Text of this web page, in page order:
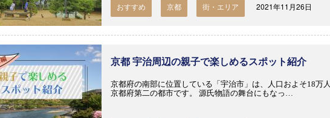
おすすめ 京都 街・エリア 2021年11月26日
京都 宇治周辺の親子で楽しめるスポット紹介
京都府の南部に位置している「宇治市」は、人口およそ18万
京都府第二の都市です。 源氏物語の舞台にもなっ…